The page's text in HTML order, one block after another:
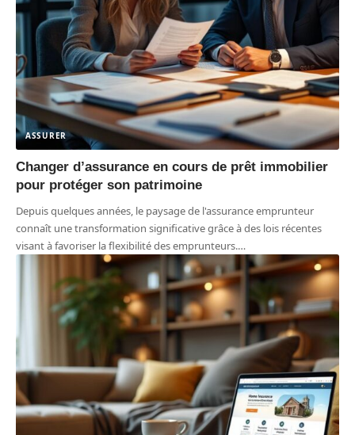
ASSURER
Changer d’assurance en cours de prêt immobilier
pour protéger son patrimoine
Depuis quelques années, le paysage de l'assurance emprunteur
connaît une transformation significative grâce à des lois récentes
visant à favoriser la flexibilité des emprunteurs.…